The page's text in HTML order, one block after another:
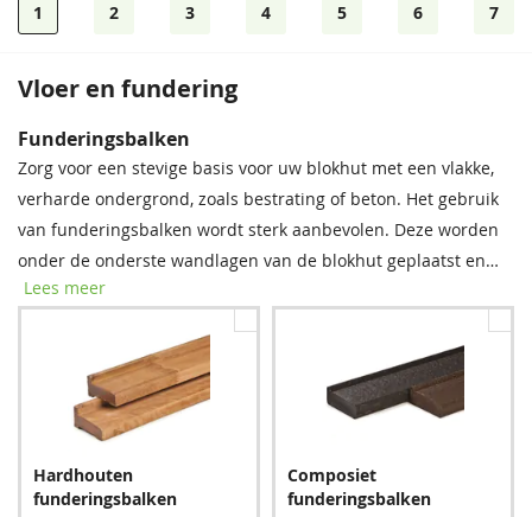
1 2 3 4 5 6 7
Vloer en fundering
Onze spijkerset bevat zowel spijkers als asfaltnagels voor het
monteren van dakplanken en dakbedekking. Voor modellen
groter dan 5 × 5 m raden we aan twee sets aan te schaffen
voor optimale stabiliteit.
24,95
9,60
Funderingsbalken
Zorg voor een stevige basis voor uw blokhut met een vlakke,
verharde ondergrond, zoals bestrating of beton. Het gebruik
van funderingsbalken wordt sterk aanbevolen. Deze worden
onder de onderste wandlagen van de blokhut geplaatst en
bieden essentiële bescherming tegen regenwater, vocht en
levensduur van uw blokhut aanzienlijk.
Lees meer
Hardhouten
funderingsbalken
Composiet
funderingsbalken